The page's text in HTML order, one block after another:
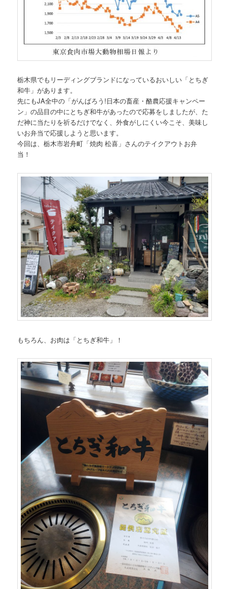
栃木県でもリーディングブランドになっているおいしい「とちぎ
和牛」があります。
先にもJA全中の「がんばろう!日本の畜産・酪農応援キャンペー
ン」の品目の中にとちぎ和牛があったので応募をしましたが、た
だ神に当たりを祈るだけでなく、外食がしにくい今こそ、美味し
いお弁当で応援しようと思います。
今回は、栃木市岩舟町「焼肉 松喜」さんのテイクアウトお弁
当！
もちろん、お肉は「とちぎ和牛」！